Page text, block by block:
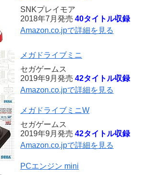
SNKプレイモア
2018年7月発売 40タイトル収録
Amazon.co.jpで詳細を見る
メガドライブミニ
セガゲームス
2019年9月発売 42タイトル収録
Amazon.co.jpで詳細を見る
メガドライブミニW
セガゲームス
2019年9月発売 42タイトル収録
Amazon.co.jpで詳細を見る
PCエンジン mini